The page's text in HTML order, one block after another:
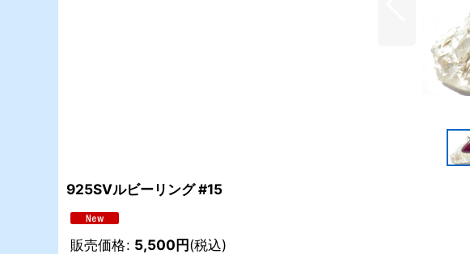
925SVルビーリング #15
販売価格: 5,500円(税込)